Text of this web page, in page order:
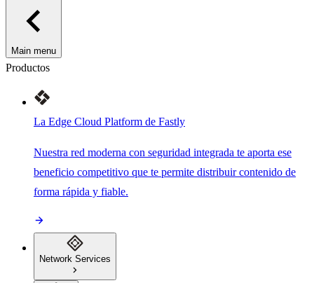
Main menu
Productos
La Edge Cloud Platform de Fastly
Nuestra red moderna con seguridad integrada te aporta ese
beneficio competitivo que te permite distribuir contenido de
forma rápida y fiable.
Network Services